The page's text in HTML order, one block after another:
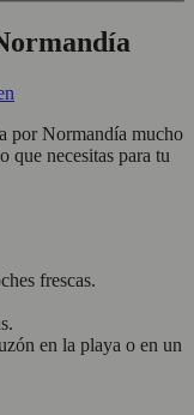
por Normandía mucho
que necesitas para tu
frescas.
en la playa o en un